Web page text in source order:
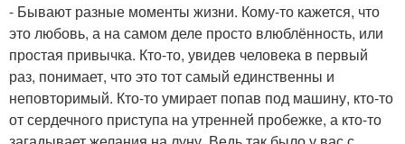
- Бывают разные моменты жизни. Кому-то кажется, что
это любовь, а на самом деле просто влюблённость, или
простая привычка. Кто-то, увидев человека в первый
раз, понимает, что это тот самый единственны и
неповторимый. Кто-то умирает попав под машину, кто-то
от сердечного приступа на утренней пробежке, а кто-то